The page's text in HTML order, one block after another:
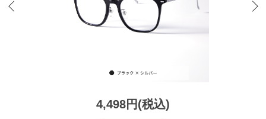
4,498円(税込)